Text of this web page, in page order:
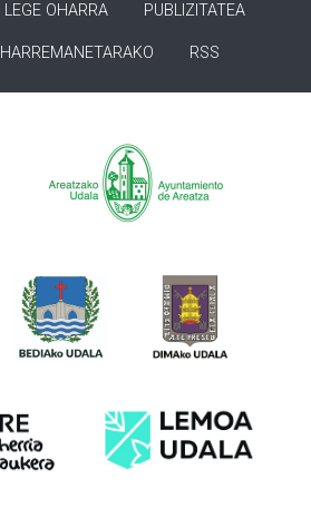
LEGE OHARRA PUBLIZITATEA
HARREMANETARAKO RSS